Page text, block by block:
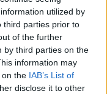
utilized by
third parties prior to
of the further
by third parties on the
information may
on the IAB’s List of
disclose it to other